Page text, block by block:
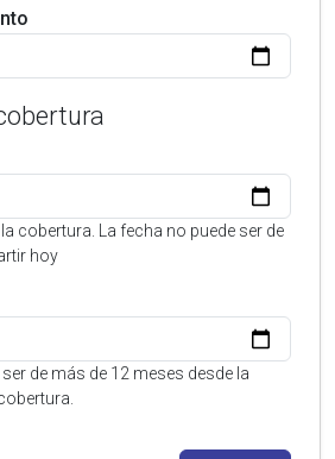
la cobertura. La fecha no puede ser de
hoy
de más de 12 meses desde la